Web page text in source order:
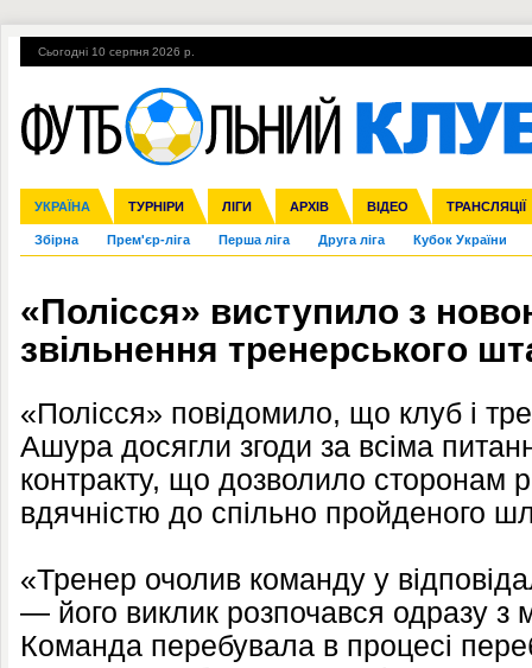
Сьогодні 10 серпня 2026 р.
УКРАЇНА ТУРНІРИ ЛІГИ АРХІВ ВІДЕО ТРАНСЛЯЦІЇ
Збірна Прем'єр-ліга Перша ліга Друга ліга Кубок України
Ліга чемпіонів Ліга Європи Міжнародні Ліга націй Ліга
Англія Іспанія Італія Німеччина Франція Інші
ЧС-2014 ЄВРО-2016 Росія Кубок конфедерацій ЧЄ-2015 (U-
Гарячі теми УПЛ, 2-й тур ВІЙНА УПЛ-ПЕРЕХОДИ
«Полісся» виступило з
звільнення тренерського
«Полісся» повідомило, що клуб і
Ашура досягли згоди за всіма
контракту, що дозволило сторонам
вдячністю до спільно пройденого
«Тренер очолив команду у
— його виклик розпочався одразу з
Команда перебувала в процесі